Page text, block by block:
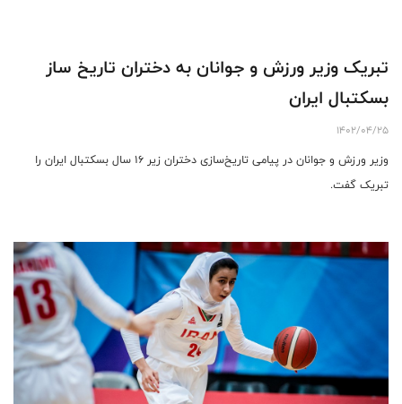
تبریک وزیر ورزش و جوانان به دختران تاریخ ‌ساز
بسکتبال ایران
1402/04/25
وزیر ورزش و جوانان در پیامی تاریخ‌سازی دختران زیر ١۶ سال بسکتبال ایران را
تبریک گفت.